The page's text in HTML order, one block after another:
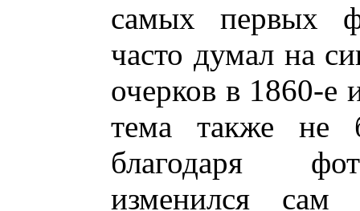
самых первых
часто думал на
очерков в 1860-е
тема также не
благодаря
изменился сам